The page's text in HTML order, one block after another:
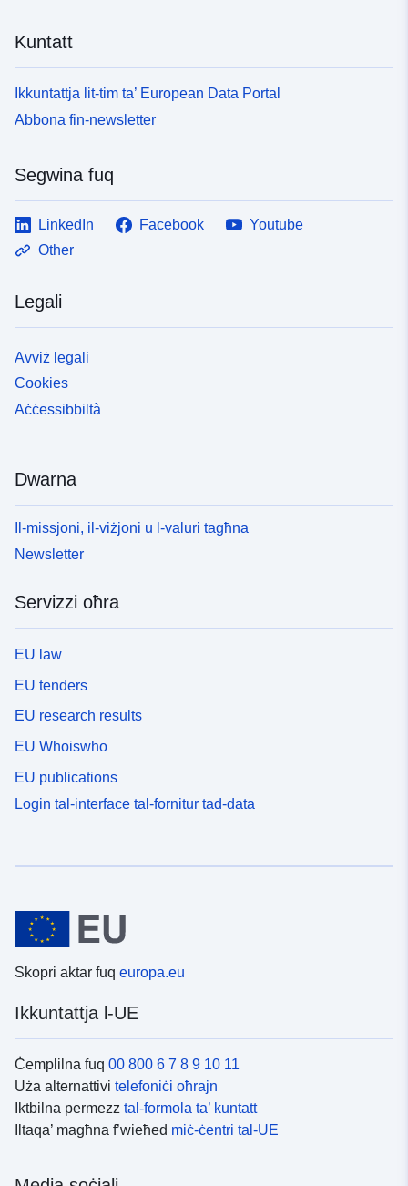
Kuntatt
Ikkuntattja lit-tim ta’ European Data Portal
Abbona fin-newsletter
Segwina fuq
LinkedIn Facebook
Youtube
Other
Legali
Avviż legali
Cookies
Aċċessibbiltà
Dwarna
Il-missjoni, il-viżjoni u l-valuri tagħna
Newsletter
Servizzi oħra
EU law
EU tenders
EU research results
EU Whoiswho
EU publications
Login tal-interface tal-fornitur tad-data
Skopri aktar fuq europa.eu
Ikkuntattja l-UE
Ċemplilna fuq 00 800 6 7 8 9 10 11
Uża alternattivi telefoniċi oħrajn
Iktbilna permezz tal-formola ta’ kuntatt
Iltaqa’ magħna f’wieħed miċ-ċentri tal-UE